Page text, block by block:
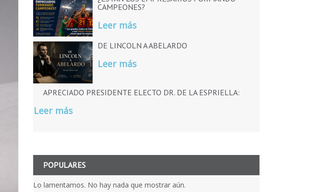
CAMPEONES?
Leer más
DE LINCOLN A ABELARDO
Leer más
APRECIADO PRESIDENTE ELECTO DR. DE LA ESPRIELLA:
Leer más
POPULARES
Lo lamentamos. No hay nada que mostrar aún.